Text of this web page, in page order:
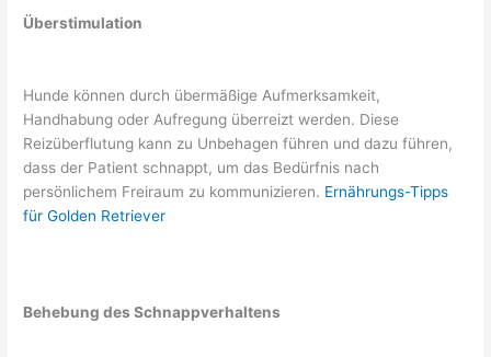
Überstimulation
Hunde können durch übermäßige Aufmerksamkeit,
Handhabung oder Aufregung überreizt werden. Diese
Reizüberflutung kann zu Unbehagen führen und dazu führen,
dass der Patient schnappt, um das Bedürfnis nach
persönlichem Freiraum zu kommunizieren. Ernährungs-Tipps
für Golden Retriever
Behebung des Schnappverhaltens